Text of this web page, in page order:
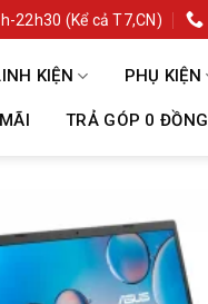
22h30 (Kể cả T7,CN)
KIỆN PHỤ KIỆN
TRẢ GÓP 0 ĐỒNG